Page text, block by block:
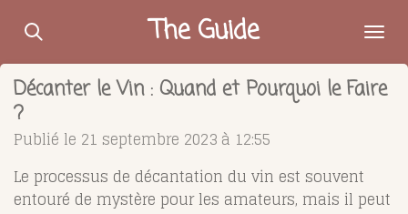
Passer
contenu
principal
The Guide
Décanter le Vin : Quand et Pourquoi le Faire
?
Publié le 21 septembre 2023 à 12:55
Le processus de décantation du vin est souvent
entouré de mystère pour les amateurs, mais il peut